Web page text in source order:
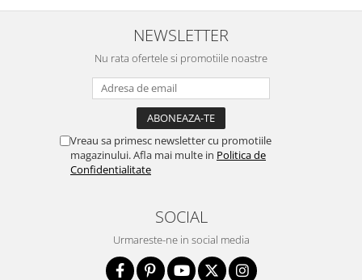
NEWSLETTER
Nu rata ofertele si promotiile noastre
Vreau sa primesc newsletter cu promotiile
magazinului. Afla mai multe in Politica de
Confidentialitate
SOCIAL
Urmareste-ne in social media